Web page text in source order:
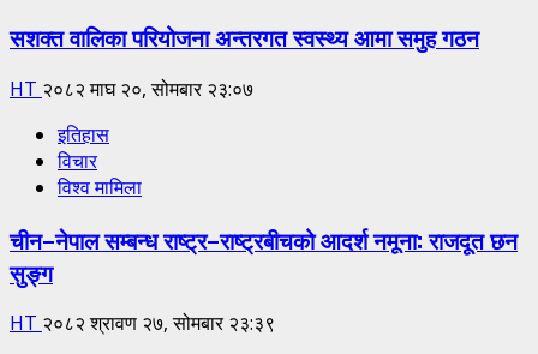
सशक्त वालिका परियोजना अन्तरगत स्वस्थ्य आमा समुह गठन
HT २०८२ माघ २०, सोमबार २३:०७
इतिहास
विचार
विश्व मामिला
चीन–नेपाल सम्बन्ध राष्ट्र–राष्ट्रबीचको आदर्श नमूना: राजदूत छन
सुङ्ग
HT २०८२ श्रावण २७, सोमबार २३:३९